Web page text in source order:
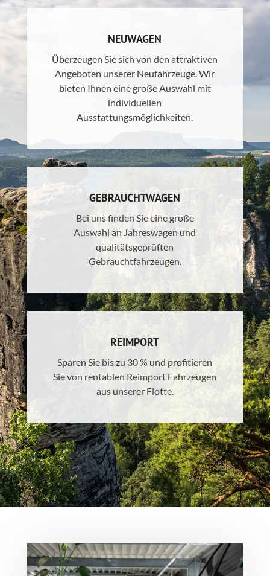
NEUWAGEN
Überzeugen Sie sich von den attraktiven
Angeboten unserer Neufahrzeuge. Wir
bieten Ihnen eine große Auswahl mit
individuellen
Ausstattungsmöglichkeiten.
GEBRAUCHTWAGEN
Bei uns finden Sie eine große
Auswahl an Jahreswagen und
qualitätsgeprüften
Gebrauchtfahrzeugen.
REIMPORT
Sparen Sie bis zu 30 % und profitieren
Sie von rentablen Reimport Fahrzeugen
aus unserer Flotte.